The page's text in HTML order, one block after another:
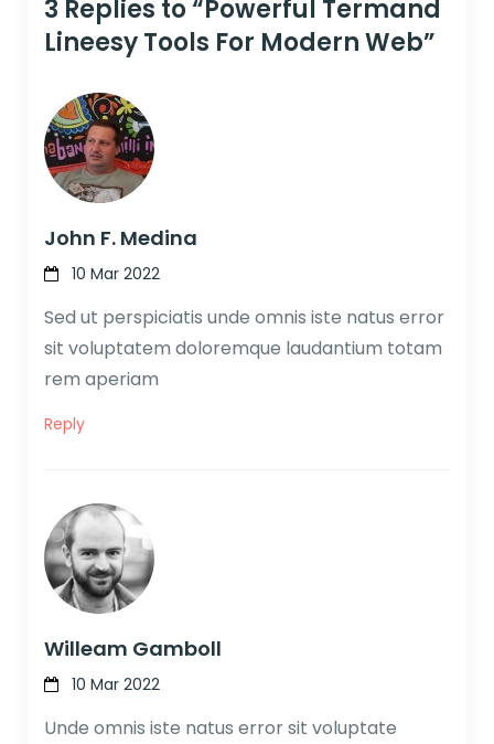
3 Replies to “Powerful Termand
Lineesy Tools For Modern Web”
John F. Medina
10 Mar 2022
Sed ut perspiciatis unde omnis iste natus error
sit voluptatem doloremque laudantium totam
rem aperiam
Reply
Willeam Gamboll
10 Mar 2022
Unde omnis iste natus error sit voluptate